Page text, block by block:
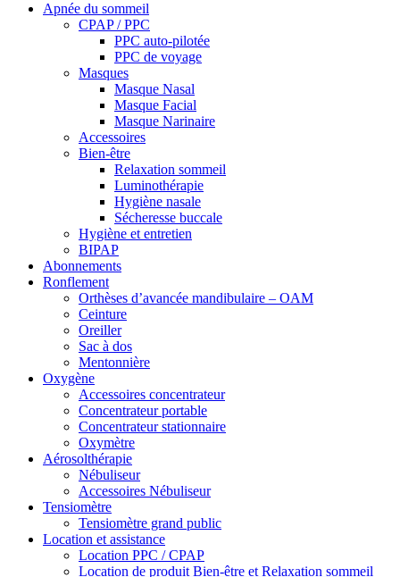
Apnée du sommeil
CPAP / PPC
PPC auto-pilotée
PPC de voyage
Masques
Masque Nasal
Masque Facial
Masque Narinaire
Accessoires
Bien-être
Relaxation sommeil
Luminothérapie
Hygiène nasale
Sécheresse buccale
Hygiène et entretien
BIPAP
Abonnements
Ronflement
Orthèses d’avancée mandibulaire – OAM
Ceinture
Oreiller
Sac à dos
Mentonnière
Oxygène
Accessoires concentrateur
Concentrateur portable
Concentrateur stationnaire
Oxymètre
Aérosolthérapie
Nébuliseur
Accessoires Nébuliseur
Tensiomètre
Tensiomètre grand public
Location et assistance
Location PPC / CPAP
Location de produit Bien-être et Relaxation sommeil